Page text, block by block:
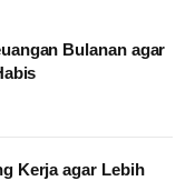
Bulanan agar
Kerja agar Lebih